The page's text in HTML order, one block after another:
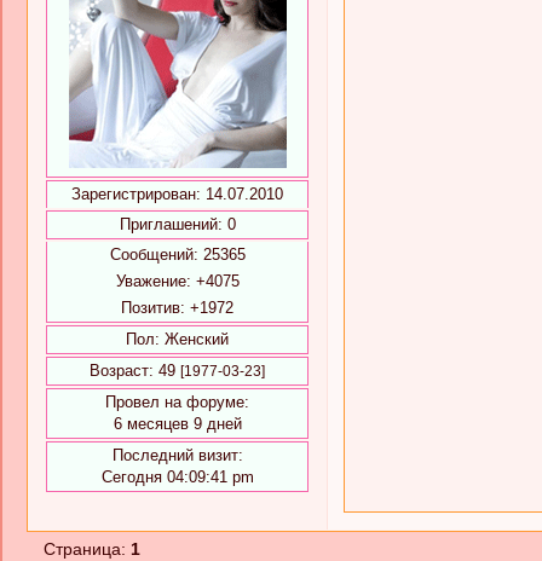
Зарегистрирован: 14.07.2010
Приглашений: 0
Сообщений: 25365
Уважение: +4075
Позитив: +1972
Пол: Женский
Возраст: 49 [1977-03-23]
Провел на форуме:
6 месяцев 9 дней
Последний визит:
Сегодня 04:09:41 pm
Страница: 1